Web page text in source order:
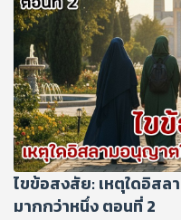
ไขข้อสงสัย: เหตุใดอิส
มากกว่าหนึ่ง ตอนที่ 2